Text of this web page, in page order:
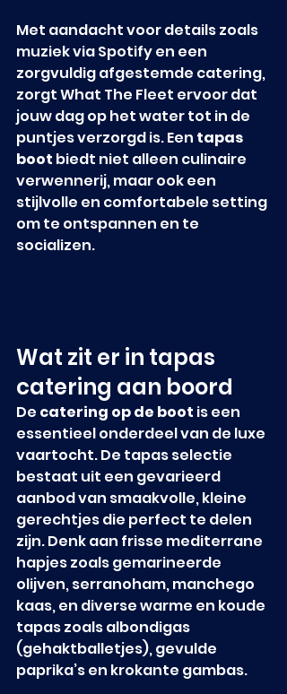
Met aandacht voor details zoals
muziek via Spotify en een
zorgvuldig afgestemde catering,
zorgt What The Fleet ervoor dat
jouw dag op het water tot in de
puntjes verzorgd is. Een tapas
boot biedt niet alleen culinaire
verwennerij, maar ook een
stijlvolle en comfortabele setting
om te ontspannen en te
socializen.
Wat zit er in tapas
catering aan boord
De catering op de boot is een
essentieel onderdeel van de luxe
vaartocht. De tapas selectie
bestaat uit een gevarieerd
aanbod van smaakvolle, kleine
gerechtjes die perfect te delen
zijn. Denk aan frisse mediterrane
hapjes zoals gemarineerde
olijven, serranoham, manchego
kaas, en diverse warme en koude
tapas zoals albondigas
(gehaktballetjes), gevulde
paprika’s en krokante gambas.